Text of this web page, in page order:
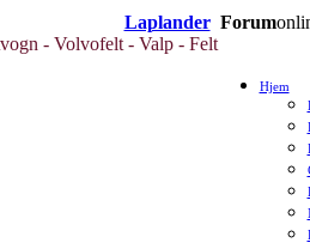
Laplander Forum
- Volvofelt - Valp - Felt
Hjem